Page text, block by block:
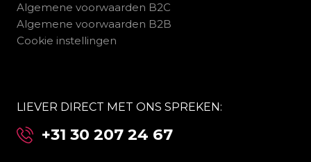
Algemene voorwaarden B2C
Algemene voorwaarden B2B
Cookie instellingen
LIEVER DIRECT MET ONS SPREKEN:
+31 30 207 24 67